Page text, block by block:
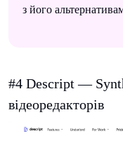
з його
#4 Descript —
відеоредакторів